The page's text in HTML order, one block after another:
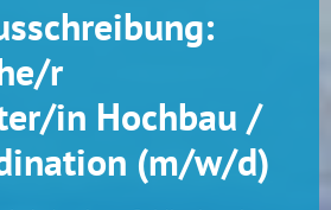
r
in Hochbau /
(m/w/d)